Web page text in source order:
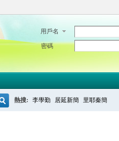
用戶名
密碼
熱搜: 李學勤 居延新簡 里耶秦簡